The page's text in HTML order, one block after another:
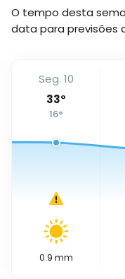
O tempo desta
data para previsões
Seg. 10
33°
16°
0.9 mm